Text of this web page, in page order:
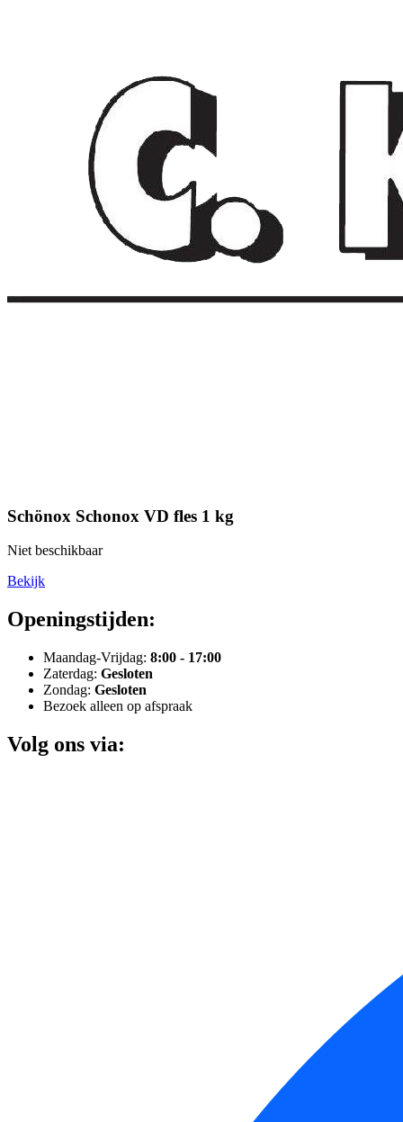
Schönox Schonox VD fles 1 kg
Niet beschikbaar
Bekijk
Openingstijden:
Maandag-Vrijdag: 8:00 - 17:00
Zaterdag: Gesloten
Zondag: Gesloten
Bezoek alleen op afspraak
Volg ons via: